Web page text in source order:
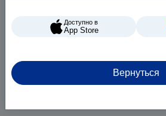
Доступно в
App Store
Вернуться